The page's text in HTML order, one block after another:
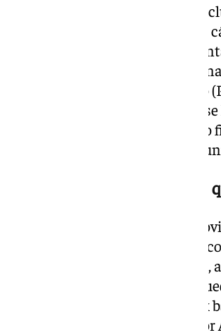
El pleno de constitución ha
a elegir las tres secretarías de
fuerzas del nuevo arco
malagueño José Ramón
que la granadina Olga Manzano
almeriense Julia Ibáñez (PP-A)
nombramientos se cierra la
los tiempos políticos de la
El vuelco electoral gaditano:
El nuevo mapa político de la
El Partido Popular se consolida
votos, lo que le otorga 7
2022. Por su parte, el PSOE se
punto y logrando 3 escaños.
votos y 2 actas, mientras que